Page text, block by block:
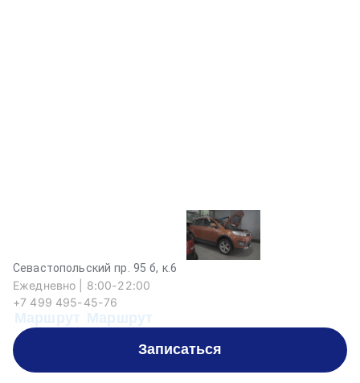
Севастопольский пр. 95 б, к.6
Ежедневно | 8:00-22:00
+7 499 495-45-76
Маршрут Маршрут
Записаться